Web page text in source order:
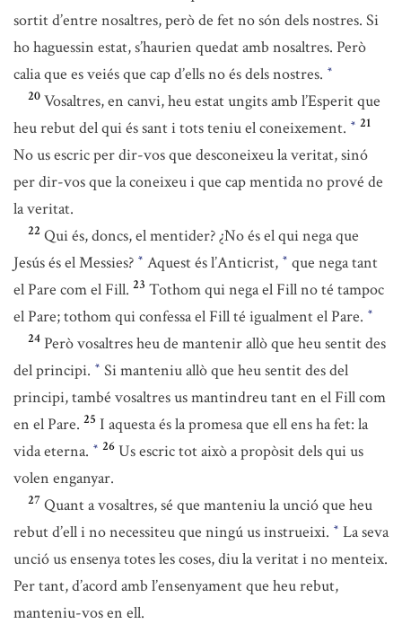
sortit d’entre nosaltres, però de fet no són dels nostres. Si
ho haguessin estat, s’haurien quedat amb nosaltres. Però
calia que es veiés que cap d’ells no és dels nostres. *
20 Vosaltres, en canvi, heu estat ungits amb l’Esperit que
heu rebut del qui és sant i tots teniu el coneixement. * 21
No us escric per dir-vos que desconeixeu la veritat, sinó
per dir-vos que la coneixeu i que cap mentida no prové de
la veritat.
22 Qui és, doncs, el mentider? ¿No és el qui nega que
Jesús és el Messies? * Aquest és l’Anticrist, * que nega tant
el Pare com el Fill. 23 Tothom qui nega el Fill no té tampoc
el Pare; tothom qui confessa el Fill té igualment el Pare. *
24 Però vosaltres heu de mantenir allò que heu sentit des
del principi. * Si manteniu allò que heu sentit des del
principi, també vosaltres us mantindreu tant en el Fill com
en el Pare. 25 I aquesta és la promesa que ell ens ha fet: la
vida eterna. * 26 Us escric tot això a propòsit dels qui us
volen enganyar.
27 Quant a vosaltres, sé que manteniu la unció que heu
rebut d’ell i no necessiteu que ningú us instrueixi. * La seva
unció us ensenya totes les coses, diu la veritat i no menteix.
Per tant, d’acord amb l’ensenyament que heu rebut,
manteniu-vos en ell.